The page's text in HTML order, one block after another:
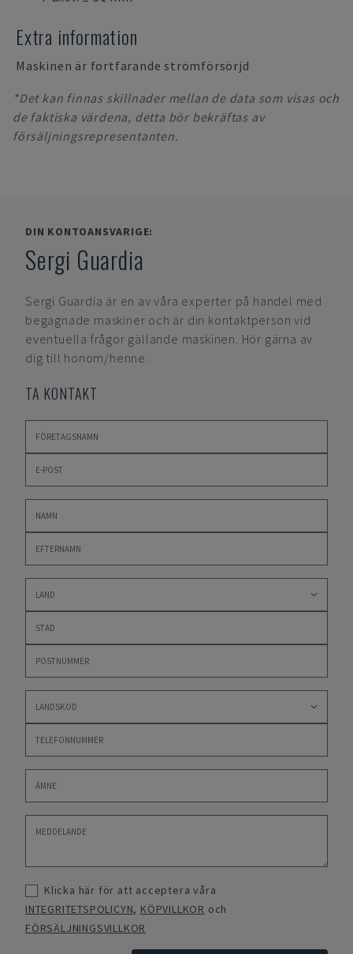
Extra information
Maskinen är fortfarande strömförsörjd
*Det kan finnas skillnader mellan de data som visas och
de faktiska värdena, detta bör bekräftas av
försäljningsrepresentanten.
DIN KONTOANSVARIGE:
Sergi Guardia
Sergi Guardia är en av våra experter på handel med
begagnade maskiner och är din kontaktperson vid
eventuella frågor gällande maskinen. Hör gärna av
dig till honom/henne.
TA KONTAKT
Klicka här för att acceptera våra
INTEGRITETSPOLICYN, KÖPVILLKOR och
FÖRSÄLJNINGSVILLKOR